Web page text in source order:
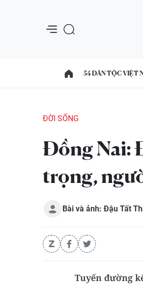
54 DÂN TỘC VIỆT
ĐỜI SỐNG
Đồng Nai:
trọng,
Bài và ảnh: Đậu Tất
Tuyến đường